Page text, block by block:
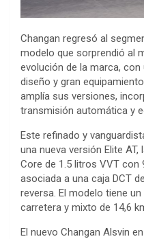
Changan regresó al
modelo que sorprendió al
evolución de la marca,
diseño y gran
amplía sus versiones,
transmisión automática y
Este refinado y
una nueva versión Elite
Core de 1.5 litros VVT con
asociada a una caja DCT
reversa. El modelo tiene
carretera y mixto de 14,6
El nuevo Changan Alsvin